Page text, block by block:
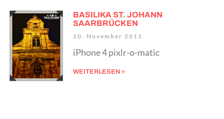
BASILIKA ST. JOHANN
SAARBRÜCKEN
10. November 2011
iPhone 4 pixlr-o-matic
WEITERLESEN »